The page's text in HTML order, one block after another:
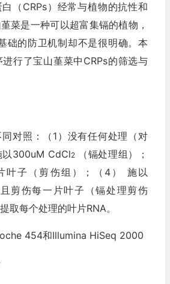
（CRPs）经常与植物的抗性和
菜是一种可以超富集镉的植物，
础的防卫机制却不是很明确。本
行了宝山堇菜中CRPs的筛选与
对照：（1）没有任何处理（对
以300uM CdCl2（镉处理组）；
叶子（剪伤组）；（4） 施以
剪伤每一片叶子（镉处理剪伤
取每个处理的叶片RNA。
454和Illumina HiSeq 2000